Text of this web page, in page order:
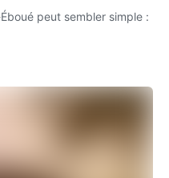
peut sembler simple :